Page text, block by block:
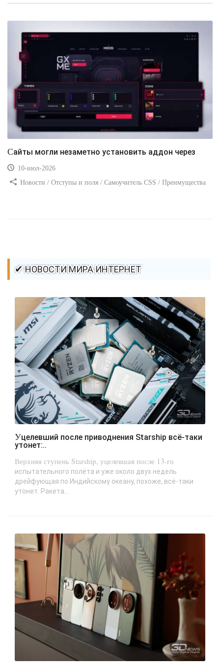
Сайты могли незаметно установить аддон через
10-июл-2026
Новости / Отступы и поля / Самоучитель CSS / Преимущества
✔ НОВОСТИ МИРА ИНТЕРНЕТ
Уцелевший после приводнения Starship всё-таки
утонет:..
Верхняя ступень Starship, уцелевшая после 13-го
испытательного полёта и уже около двух недель
дрейфующая по Индийскому океану, похоже, всё-таки
утонет. Ракета...